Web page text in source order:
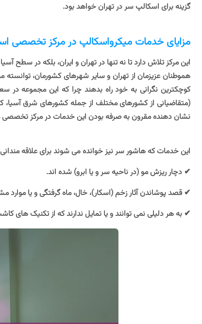
گزینه برای اسکالپ سر در تهران خواهد بود.
مزایای خدمات میکرواسکالپ در مرکز تخصصی
این مرکز تلاش دارد تا نه تنها در تهران و ایران، بلکه در سطح
هموطنان عزیزمان از تهران و سایر شهرهای کشورمان،
کوچکترین نگرانی به خود راه بدهند چرا که این مجموعه در
(متقاضیانی از کشورهای مختلف از جمله کشورهای شرق آسیا،
نشان دهنده مقرون به صرفه بودن این خدمات در مرکز تخصصی
این خدمات که هاشور سر نیز خوانده می شوند برای علاقه
✔ دچار ریزش مو (در ناحیه سر و یا ابرو) شده اند.
✔ قصد پوشاندن آثار زخم (اسکار)، خال، ماه گرفتگی و یا موارد
✔ به هر دلیلی نمی توانند و یا تمایل ندارند که از تکنیک های